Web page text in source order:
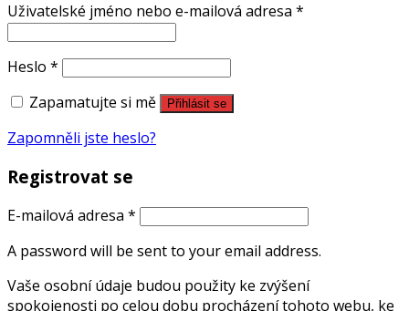
Uživatelské jméno nebo e-mailová adresa *
Heslo *
Zapamatujte si mě
Přihlásit se
Zapomněli jste heslo?
Registrovat se
E-mailová adresa *
A password will be sent to your email address.
Vaše osobní údaje budou použity ke zvýšení
spokojenosti po celou dobu procházení tohoto webu, ke